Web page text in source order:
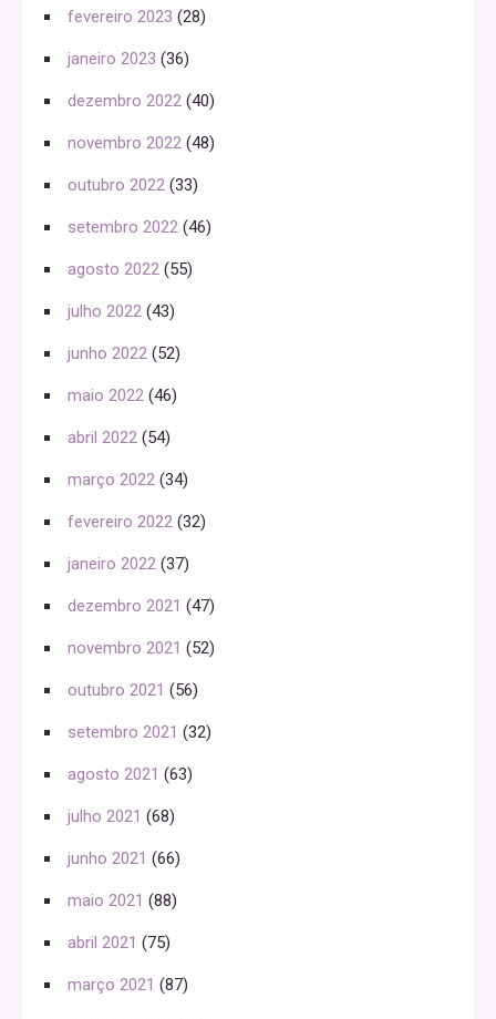
fevereiro 2023 (28)
janeiro 2023 (36)
dezembro 2022 (40)
novembro 2022 (48)
outubro 2022 (33)
setembro 2022 (46)
agosto 2022 (55)
julho 2022 (43)
junho 2022 (52)
maio 2022 (46)
abril 2022 (54)
março 2022 (34)
fevereiro 2022 (32)
janeiro 2022 (37)
dezembro 2021 (47)
novembro 2021 (52)
outubro 2021 (56)
setembro 2021 (32)
agosto 2021 (63)
julho 2021 (68)
junho 2021 (66)
maio 2021 (88)
abril 2021 (75)
março 2021 (87)